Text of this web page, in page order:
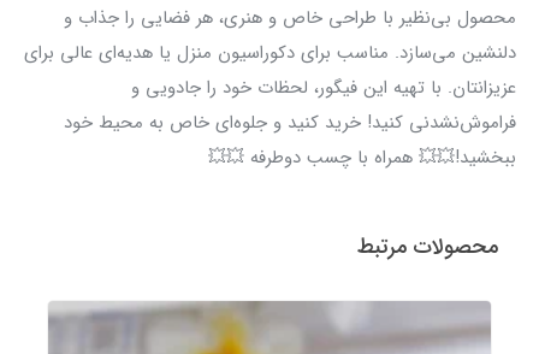
محصول بی‌نظیر با طراحی خاص و هنری، هر فضایی را جذاب و
دلنشین می‌سازد. مناسب برای دکوراسیون منزل یا هدیه‌ای عالی برای
عزیزانتان. با تهیه این فیگور، لحظات خود را جادویی و
فراموش‌نشدنی کنید! خرید کنید و جلوه‌ای خاص به محیط خود
ببخشید!💥💥 همراه با چسب دوطرفه 💥💥
محصولات مرتبط